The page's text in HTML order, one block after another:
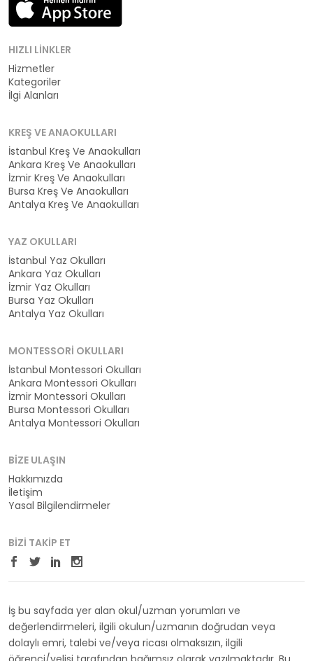
HIZLI LINKLER
Hizmetler
Kategoriler
İlgi Alanları
KREŞ VE ANAOKULLARI
İstanbul Kreş Ve Anaokulları
Ankara Kreş Ve Anaokulları
İzmir Kreş Ve Anaokulları
Bursa Kreş Ve Anaokulları
Antalya Kreş Ve Anaokulları
YAZ OKULLARI
İstanbul Yaz Okulları
Ankara Yaz Okulları
İzmir Yaz Okulları
Bursa Yaz Okulları
Antalya Yaz Okulları
MONTESSORI OKULLARI
İstanbul Montessori Okulları
Ankara Montessori Okulları
İzmir Montessori Okulları
Bursa Montessori Okulları
Antalya Montessori Okulları
BIZE ULAŞIN
Hakkımızda
İletişim
Yasal Bilgilendirmeler
BIZI TAKIP ET
İş bu sayfada yer alan okul/uzman yorumları ve
değerlendirmeleri, ilgili okulun/uzmanın doğrudan veya
dolaylı emri, talebi ve/veya ricası olmaksızın, ilgili